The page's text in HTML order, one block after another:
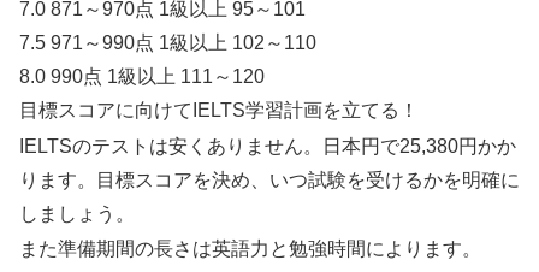
7.0 871～970点 1級以上 95～101
7.5 971～990点 1級以上 102～110
8.0 990点 1級以上 111～120
目標スコアに向けてIELTS学習計画を立てる！
IELTSのテストは安くありません。日本円で25,380円かか
ります。目標スコアを決め、いつ試験を受けるかを明確に
しましょう。
また準備期間の長さは英語力と勉強時間によります。